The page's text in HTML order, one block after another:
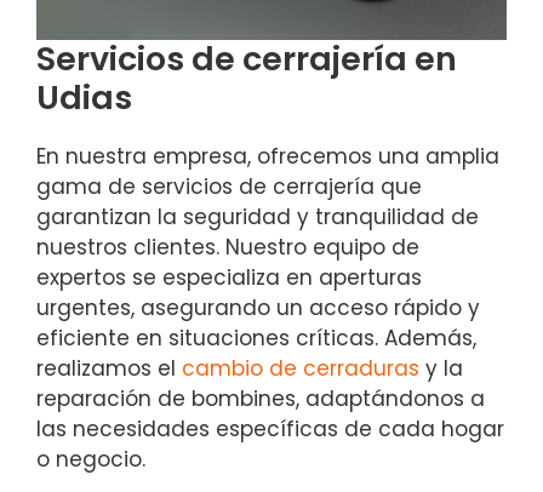
Servicios de cerrajería en
Udias
En nuestra empresa, ofrecemos una amplia
gama de servicios de cerrajería que
garantizan la seguridad y tranquilidad de
nuestros clientes. Nuestro equipo de
expertos se especializa en aperturas
urgentes, asegurando un acceso rápido y
eficiente en situaciones críticas. Además,
realizamos el cambio de cerraduras y la
reparación de bombines, adaptándonos a
las necesidades específicas de cada hogar
o negocio.